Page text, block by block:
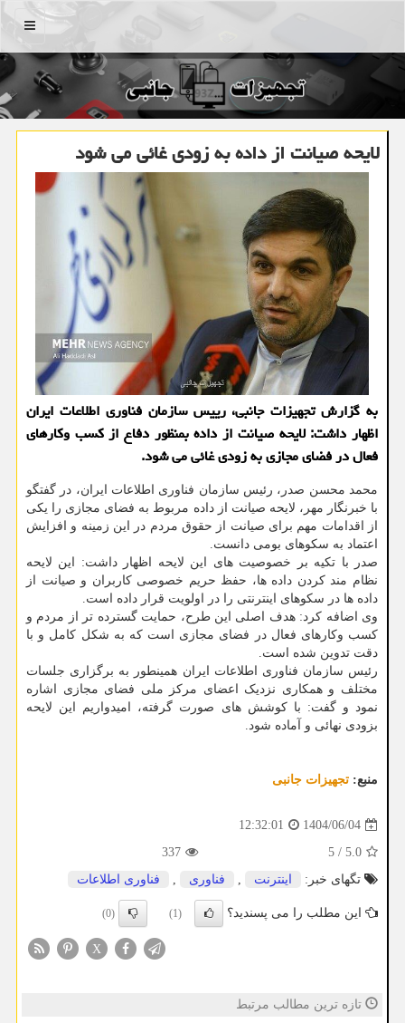
منو
لایحه صیانت از داده به زودی غائی می شود
به گزارش تجهیزات جانبی، رییس سازمان فناوری اطلاعات ایران
اظهار داشت: لایحه صیانت از داده بمنظور دفاع از کسب وکارهای
فعال در فضای مجازی به زودی غائی می شود.
محمد محسن صدر، رئیس سازمان فناوری اطلاعات ایران، در گفتگو
با خبرنگار مهر، لایحه صیانت از داده مربوط به فضای مجازی را یکی
از اقدامات مهم برای صیانت از حقوق مردم در این زمینه و افزایش
اعتماد به سکوهای بومی دانست.
صدر با تکیه بر خصوصیت های این لایحه اظهار داشت: این لایحه
نظام مند کردن داده ها، حفظ حریم خصوصی کاربران و صیانت از
داده ها در سکوهای اینترنتی را در اولویت قرار داده است.
وی اضافه کرد: هدف اصلی این طرح، حمایت گسترده تر از مردم و
کسب وکارهای فعال در فضای مجازی است که به شکل کامل و با
دقت تدوین شده است.
رئیس سازمان فناوری اطلاعات ایران همینطور به برگزاری جلسات
مختلف و همکاری نزدیک اعضای مرکز ملی فضای مجازی اشاره
نمود و گفت: با کوشش های صورت گرفته، امیدواریم این لایحه
بزودی نهائی و آماده شود.
منبع: تجهیزات جانبی
1404/06/04
12:32:01
5.0
/
5
337
تگهای خبر:
اینترنت , فناوری , فناوری اطلاعات
این مطلب را می پسندید؟ (1)
(0)
X
تازه ترین مطالب مرتبط